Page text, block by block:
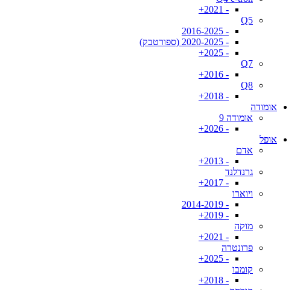
- 2021+
Q5
- 2016-2025
- 2020-2025 (ספורטבק)
- 2025+
Q7
- 2016+
Q8
- 2018+
אומודה
אומודה 9
- 2026+
אופל
אדם
- 2013+
גרנדלנד
- 2017+
ויוארו
- 2014-2019
- 2019+
מוקה
- 2021+
פרונטרה
- 2025+
קומבו
- 2018+